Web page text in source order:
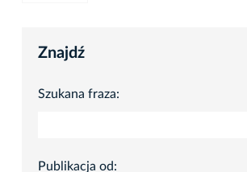
Znajdź
Szukana fraza:
Publikacja od: